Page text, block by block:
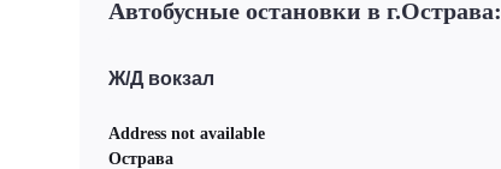
Автобусные остановки в г.Острава:
Ж/Д вокзал
Address not available
Острава